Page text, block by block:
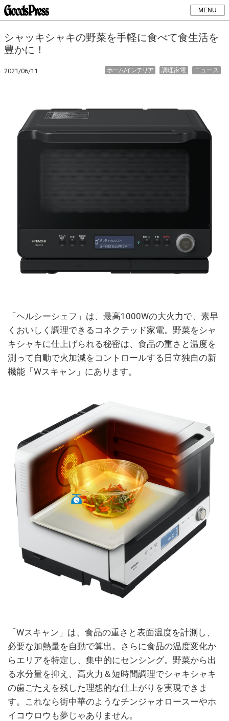
MENU
シャッキシャキの野菜を手軽に食べて食生活を
豊かに！
2021/06/11 ニュース
調理家電
ホーム/インテリア
「ヘルシーシェフ」は、最高1000Wの大火力で、素早
くおいしく調理できるコネクテッド家電。野菜をシャ
キシャキに仕上げられる秘密は、食品の重さと温度を
測って自動で火加減をコントロールする日立独自の新
機能「Wスキャン」にあります。
「Wスキャン」は、食品の重さと表面温度を計測し、
必要な加熱量を自動で算出。さらに食品の温度変化か
らエリアを特定し、集中的にセンシング。野菜から出
る水分量を抑え、高火力＆短時間調理でシャキシャキ
の歯ごたえを残した理想的な仕上がりを実現できま
す。これなら街中華のようなチンジャオロースーやホ
イコウロウも夢じゃありません。